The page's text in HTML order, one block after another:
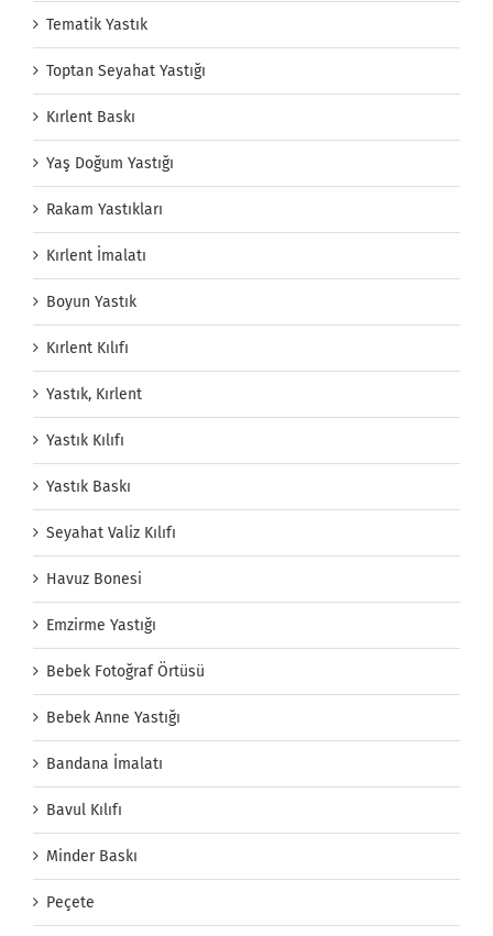
Tematik Yastık
Toptan Seyahat Yastığı
Kırlent Baskı
Yaş Doğum Yastığı
Rakam Yastıkları
Kırlent İmalatı
Boyun Yastık
Kırlent Kılıfı
Yastık, Kırlent
Yastık Kılıfı
Yastık Baskı
Seyahat Valiz Kılıfı
Havuz Bonesi
Emzirme Yastığı
Bebek Fotoğraf Örtüsü
Bebek Anne Yastığı
Bandana İmalatı
Bavul Kılıfı
Minder Baskı
Peçete